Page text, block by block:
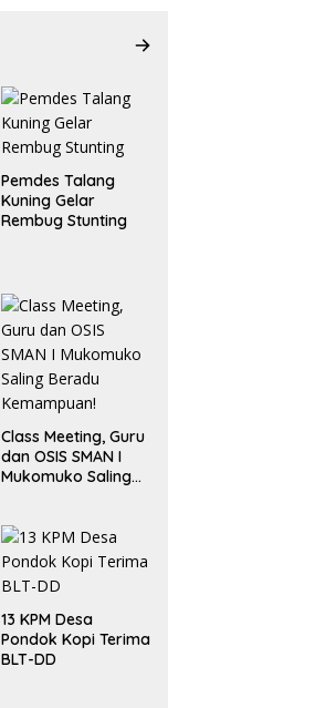
Pemdes Talang
Kuning Gelar
Rembug Stunting
Class Meeting, Guru
dan OSIS SMAN I
Mukomuko Saling
13 KPM Desa
Pondok Kopi Terima
BLT-DD